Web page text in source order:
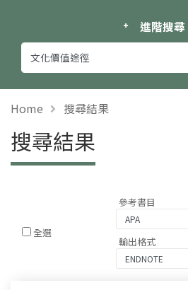
進階搜尋
Home 搜尋結果
搜尋結果
全選
參考書目
輸出格式